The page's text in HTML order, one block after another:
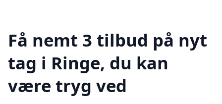
Få nemt 3 tilbud på nyt
tag i Ringe, du kan
være tryg ved